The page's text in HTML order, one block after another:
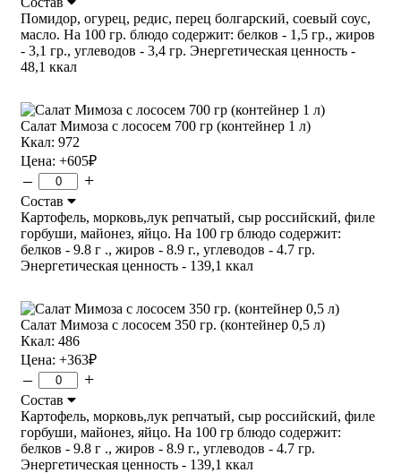
Помидор, огурец, редис, перец болгарский, соевый соус,
масло. На 100 гр. блюдо содержит: белков - 1,5 гр., жиров
- 3,1 гр., углеводов - 3,4 гр. Энергетическая ценность -
48,1 ккал
Салат Мимоза с лососем 700 гр (контейнер 1 л)
Ккал: 972
Цена: +605₽
– +
Состав
Картофель, морковь,лук репчатый, сыр российский, филе
горбуши, майонез, яйцо. На 100 гр блюдо содержит:
белков - 9.8 г ., жиров - 8.9 г., углеводов - 4.7 гр.
Энергетическая ценность - 139,1 ккал
Салат Мимоза с лососем 350 гр. (контейнер 0,5 л)
Ккал: 486
Цена: +363₽
– +
Состав
Картофель, морковь,лук репчатый, сыр российский, филе
горбуши, майонез, яйцо. На 100 гр блюдо содержит:
белков - 9.8 г ., жиров - 8.9 г., углеводов - 4.7 гр.
Энергетическая ценность - 139,1 ккал